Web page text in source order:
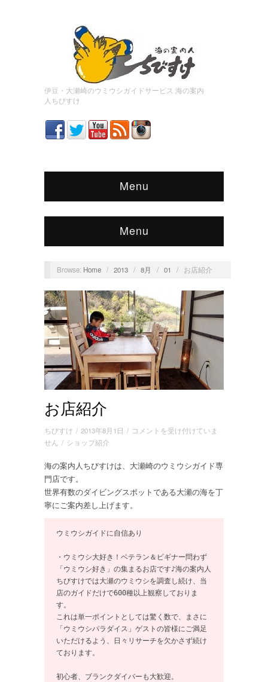
伊豆・大瀬崎のウミウシガイドサービス 海の案内
人ちびすけ
Menu
Menu
Browse: Home / 2013 / 8月 / 01 / お店紹介
お店紹介
ちびすけ / 2013年8月1日 / お
介
コメントを受け付けていま
せん / ショップ紹介
海の案内人ちびすけは、大瀬崎のウミウシガイド専
門店です。
世界有数のダイビングスポットである大瀬の海を丁
寧にご案内差し上げます。
ウミウシガイドに自信あり
・ウミウシ大好き！ベテラン＆ビギナー問わず
「ウミウシ好き」の集まるお店です♪海の案内人
ちびすけでは大瀬のウミウシを調査し続け、当
店のガイドだけで600種以上観察しておりま
す。
これは単一ポイントとしては驚く数で、まさに
「ウミウシパラダイス」ゲストの皆様にご満足
いただけるよう、日々リサーチを欠かさず続け
ております。
初心者、ブランクダイバーも大歓迎。